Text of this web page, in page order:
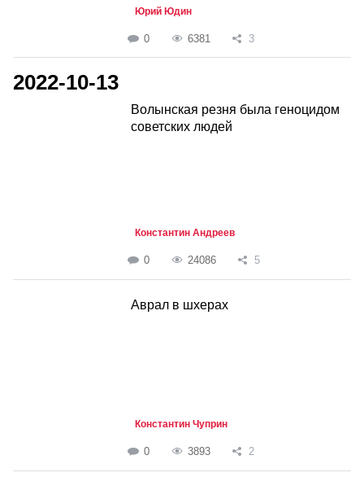
Юрий Юдин
0 6381 3
2022-10-13
Волынская резня была геноцидом
советских людей
Константин Андреев
0 24086 5
Аврал в шхерах
Константин Чуприн
0 3893 2